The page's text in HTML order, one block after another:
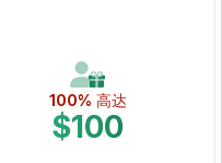
100% 高达
$100